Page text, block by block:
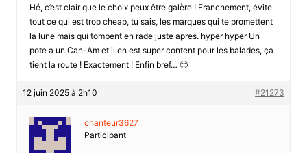
Hé, c’est clair que le choix peux être galère ! Franchement, évite
tout ce qui est trop cheap, tu sais, les marques qui te promettent
la lune mais qui tombent en rade juste apres. hyper hyper Un
pote a un Can-Am et il en est super content pour les balades, ça
tient la route ! Exactement ! Enfin bref… 🙁
12 juin 2025 à 2h10 #21273
chanteur3627
Participant